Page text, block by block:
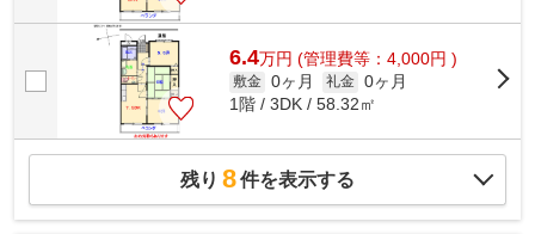
6.4万円 (管理費等：4,000円 )
敷金 0ヶ月 礼金 0ヶ月
1階 / 3DK / 58.32㎡
残り 8件を表示する